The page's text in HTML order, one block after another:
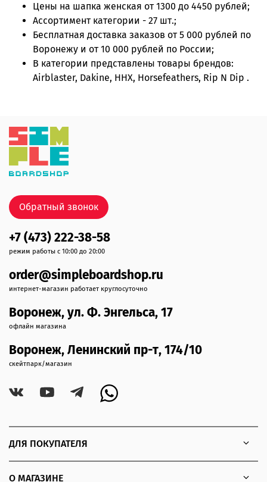
Цены на шапка женская от 1300 до 4450 рублей;
Ассортимент категории - 27 шт.;
Бесплатная доставка заказов от 5 000 рублей по
Воронежу и от 10 000 рублей по России;
В категории представлены товары брендов:
Airblaster, Dakine, ННХ, Horsefeathers, Rip N Dip .
ДЛЯ ПОКУПАТЕЛЯ
О МАГАЗИНЕ
+7 (473) 222-38-58
режим работы с 10:00 до 20:00
order@simpleboardshop.ru
интернет-магазин работает круглосуточно
Воронеж, ул. Ф. Энгельса, 17
офлайн магазина
Воронеж, Ленинский пр-т, 174/10
скейтпарк/магазин
Обратный звонок